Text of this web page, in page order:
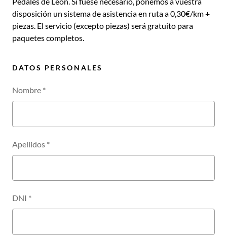
disposición un sistema de asistencia en ruta a 0,30€/km +
piezas. El servicio (excepto piezas) será gratuito para
paquetes completos.
DATOS PERSONALES
Nombre *
Apellidos *
DNI *